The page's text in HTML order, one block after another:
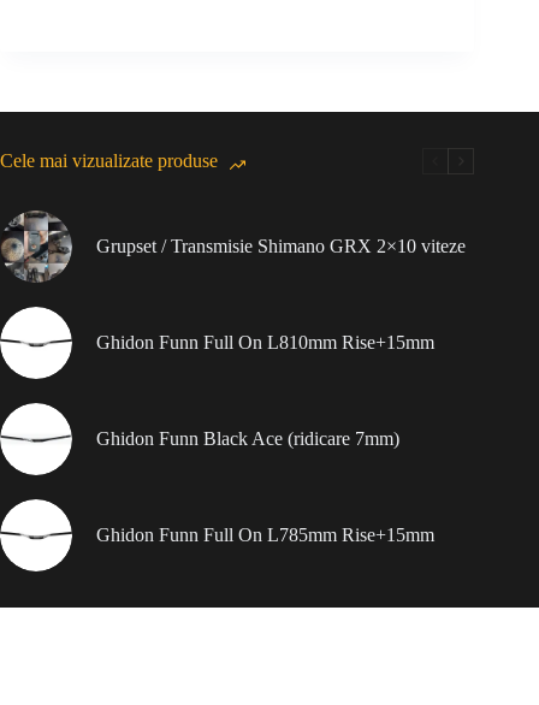
Cele mai vizualizate produse
Grupset / Transmisie Shimano GRX 2×10 viteze
Ghidon Funn Full On L810mm Rise+15mm
Ghidon Funn Black Ace (ridicare 7mm)
Ghidon Funn Full On L785mm Rise+15mm